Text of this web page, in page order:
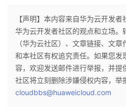
【声明】本内容来自华为云开发
华为云开发者社区的观点和立场。
（华为云社区）、文章链接、文
和本社区有权追究责任。如果您发
容，欢迎发送邮件进行举报，并提
社区将立刻删除涉嫌侵权内容，举
cloudbbs@huaweicloud.com